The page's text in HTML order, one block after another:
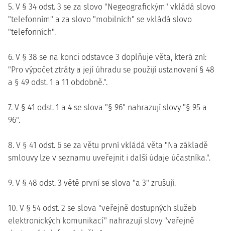
5. V § 34 odst. 3 se za slovo "Negeografickým" vkládá slovo
"telefonním" a za slovo "mobilních" se vkládá slovo
"telefonních".
6. V § 38 se na konci odstavce 3 doplňuje věta, která zní:
"Pro výpočet ztráty a její úhradu se použijí ustanovení § 48
a § 49 odst. 1 a 11 obdobně.".
7. V § 41 odst. 1 a 4 se slova "§ 96" nahrazují slovy "§ 95 a
96".
8. V § 41 odst. 6 se za větu první vkládá věta "Na základě
smlouvy lze v seznamu uveřejnit i další údaje účastníka.".
9. V § 48 odst. 3 větě první se slova "a 3" zrušují.
10. V § 54 odst. 2 se slova "veřejně dostupných služeb
elektronických komunikací" nahrazují slovy "veřejně